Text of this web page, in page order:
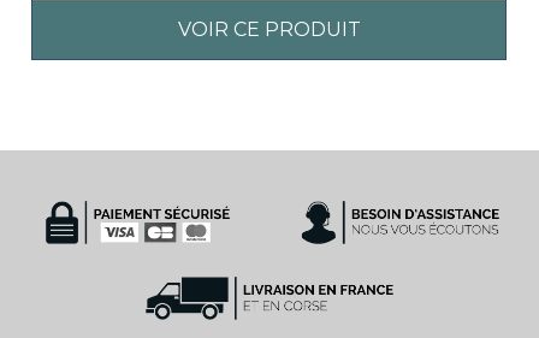
VOIR CE PRODUIT